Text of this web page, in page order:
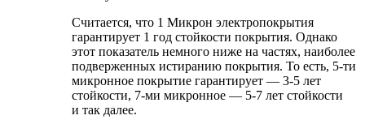
Считается, что 1 Микрон электропокрытия
гарантирует 1 год стойкости покрытия. Однако
этот показатель немного ниже на частях, наиболее
подверженных истиранию покрытия. То есть, 5-ти
микронное покрытие гарантирует — 3-5 лет
стойкости, 7-ми микронное — 5-7 лет стойкости
и так далее.